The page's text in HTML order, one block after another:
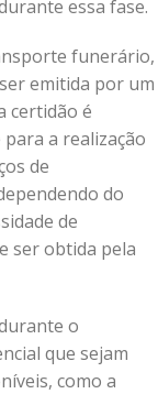
essa fase.
funerário,
emitida por um
certidão é
a realização
de
do
de
ser obtida pela
o
que sejam
como a